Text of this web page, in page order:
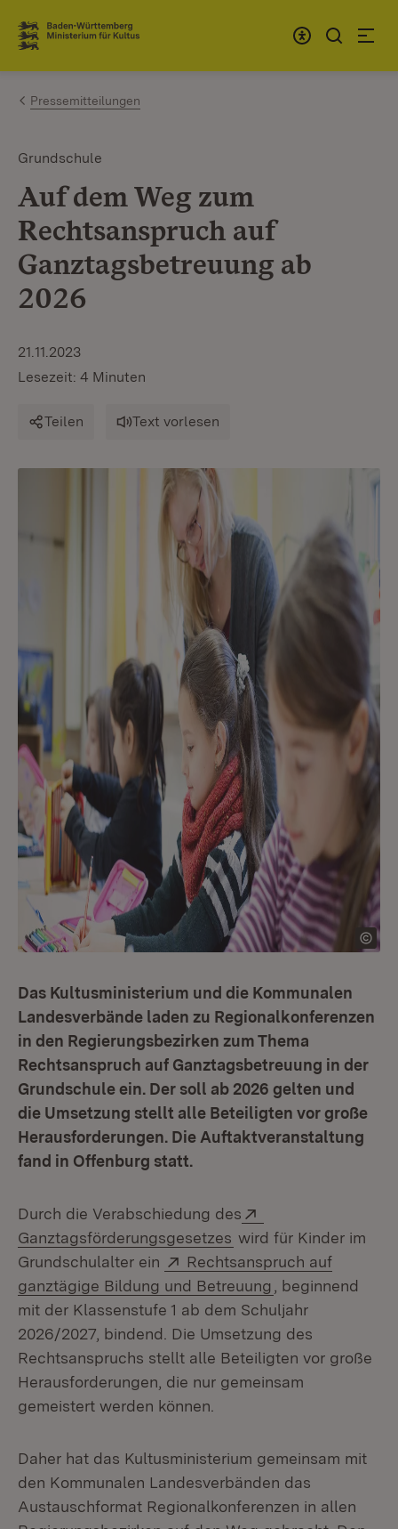
Zum Inhalt springen
Link zur Startseite
Pressemitteilungen
Grundschule
Auf dem Weg zum
Rechtsanspruch auf
Ganztagsbetreuung ab
2026
21.11.2023
Lesezeit: 4 Minuten
Teilen Text vorlesen
Das Kultusministerium und die Kommunalen
Landesverbände laden zu Regionalkonferenzen
in den Regierungsbezirken zum Thema
Rechtsanspruch auf Ganztagsbetreuung in der
Grundschule ein. Der soll ab 2026 gelten und
die Umsetzung stellt alle Beteiligten vor große
Herausforderungen. Die Auftaktveranstaltung
fand in Offenburg statt.
Durch die Verabschiedung des
Ganztagsförderungsgesetzes (Öffnet in neuem
wird für Kinder im
Grundschulalter ein
Extern:
Rechtsanspruch auf
ganztägige Bildung und Betreuung (Öffnet in
, beginnend
mit der Klassenstufe 1 ab dem Schuljahr
2026/2027, bindend. Die Umsetzung des
Rechtsanspruchs stellt alle Beteiligten vor große
Herausforderungen, die nur gemeinsam
gemeistert werden können.
Daher hat das Kultusministerium gemeinsam mit
den Kommunalen Landesverbänden das
Austauschformat Regionalkonferenzen in allen